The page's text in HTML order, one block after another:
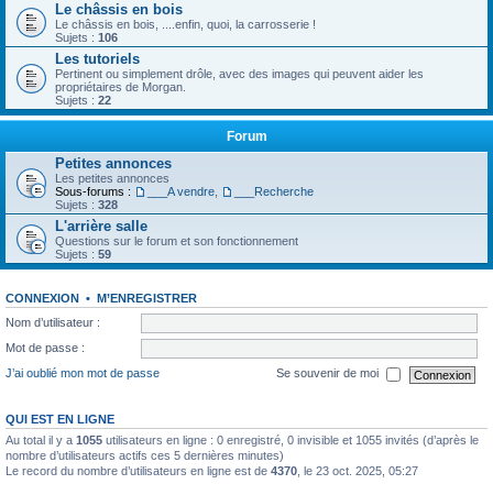
Le châssis en bois
Le châssis en bois, ....enfin, quoi, la carrosserie !
Sujets : 106
Les tutoriels
Pertinent ou simplement drôle, avec des images qui peuvent aider les
propriétaires de Morgan.
Sujets : 22
Forum
Petites annonces
Les petites annonces
Sous-forums :
___A vendre
___Recherche
Sujets : 328
L'arrière salle
Questions sur le forum et son fonctionnement
Sujets : 59
CONNEXION • M’ENREGISTRER
Nom d’utilisateur :
Mot de passe :
J’ai oublié mon mot de passe
Se souvenir de moi
QUI EST EN LIGNE
Au total il y a 1055 utilisateurs en ligne : 0 enregistré, 0 invisible et 1055 invités (d’après le
nombre d’utilisateurs actifs ces 5 dernières minutes)
Le record du nombre d’utilisateurs en ligne est de 4370 , le 23 oct. 2025, 05:27